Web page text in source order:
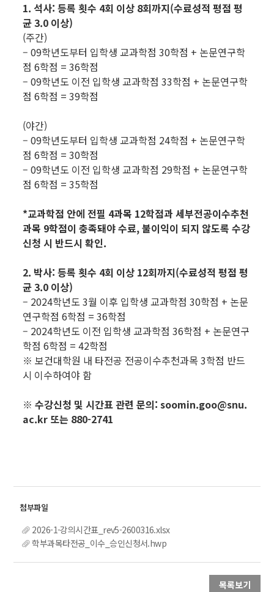
1. 석사: 등록 횟수 4회 이상 8회까지(수료성적 평점 평
균 3.0 이상)
(주간)
– 09학년도부터 입학생 교과학점 30학점 + 논문연구학
점 6학점 = 36학점
– 09학년도 이전 입학생 교과학점 33학점 + 논문연구학
점 6학점 = 39학점
(야간)
– 09학년도부터 입학생 교과학점 24학점 + 논문연구학
점 6학점 = 30학점
– 09학년도 이전 입학생 교과학점 29학점 + 논문연구학
점 6학점 = 35학점
*교과학점 안에 전필 4과목 12학점과 세부전공이수추천
과목 9학점이 충족돼야 수료, 불이익이 되지 않도록 수강
신청 시 반드시 확인.
2. 박사: 등록 횟수 4회 이상 12회까지(수료성적 평점 평
균 3.0 이상)
– 2024학년도 3월 이후 입학생 교과학점 30학점 + 논문
연구학점 6학점 = 36학점
– 2024학년도 이전 입학생 교과학점 36학점 + 논문연구
학점 6학점 = 42학점
※ 보건대학원 내 타전공 전공이수추천과목 3학점 반드
시 이수하여야 함
※ 수강신청 및 시간표 관련 문의: soomin.goo@snu.
ac.kr 또는 880-2741
2026-1-강의시간표_rev5-2600316.xlsx
학부과목타전공_이수_승인신청서.hwp
목록보기